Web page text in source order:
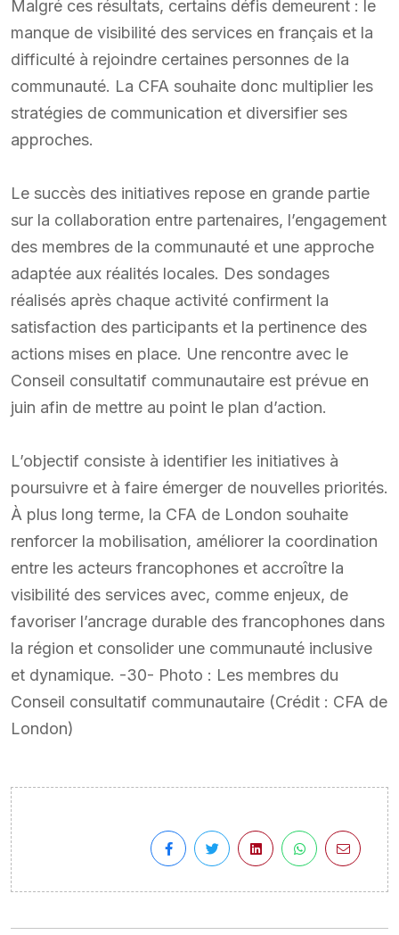
Malgré ces résultats, certains défis demeurent : le
manque de visibilité des services en français et la
difficulté à rejoindre certaines personnes de la
communauté. La CFA souhaite donc multiplier les
stratégies de communication et diversifier ses
approches.
Le succès des initiatives repose en grande partie
sur la collaboration entre partenaires, l’engagement
des membres de la communauté et une approche
adaptée aux réalités locales. Des sondages
réalisés après chaque activité confirment la
satisfaction des participants et la pertinence des
actions mises en place. Une rencontre avec le
Conseil consultatif communautaire est prévue en
juin afin de mettre au point le plan d’action.
L’objectif consiste à identifier les initiatives à
poursuivre et à faire émerger de nouvelles priorités.
À plus long terme, la CFA de London souhaite
renforcer la mobilisation, améliorer la coordination
entre les acteurs francophones et accroître la
visibilité des services avec, comme enjeux, de
favoriser l’ancrage durable des francophones dans
la région et consolider une communauté inclusive
et dynamique. -30- Photo : Les membres du
Conseil consultatif communautaire (Crédit : CFA de
London)